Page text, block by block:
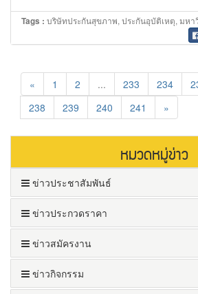
Tags : บริษัทประกันสุขภาพ, ประกันอุบัติเหตุ, มหา
« 1 2 ... 233 234
238
239 240 241 »
หมวดหมู่ข่าว
ข่าวประชาสัมพันธ์
ข่าวประกวดราคา
ข่าวสมัครงาน
ข่าวกิจกรรม